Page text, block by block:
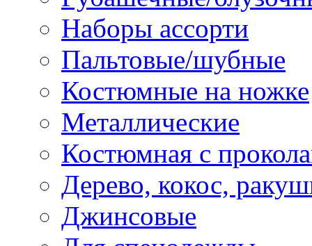
Наборы ассорти
Пальтовые/шубные
Костюмные на ножке
Металлические
Костюмная с
Дерево, кокос,
Джинсовые